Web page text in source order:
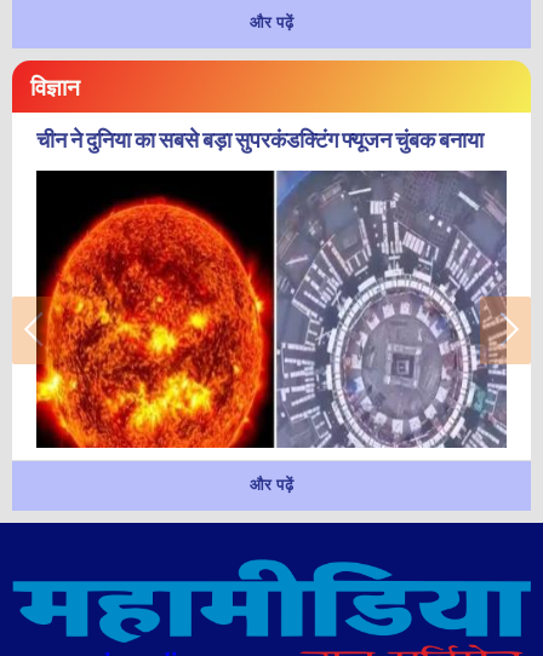
और पढ़ें
विज्ञान
चीन ने दुनिया का सबसे बड़ा सुपरकंडक्टिंग फ्यूजन चुंबक बनाया
और पढ़ें